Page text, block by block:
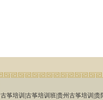
古筝培训|古筝培训班|贵州古筝培训|